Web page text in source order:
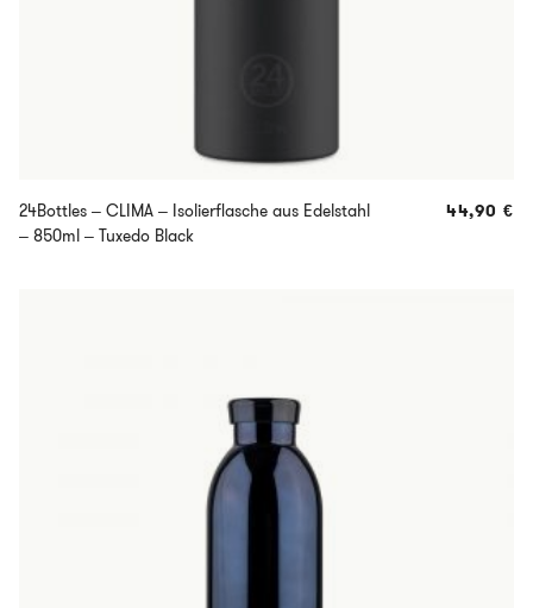
24Bottles – CLIMA – Isolierflasche aus Edelstahl
– 850ml – Tuxedo Black
44,90 €